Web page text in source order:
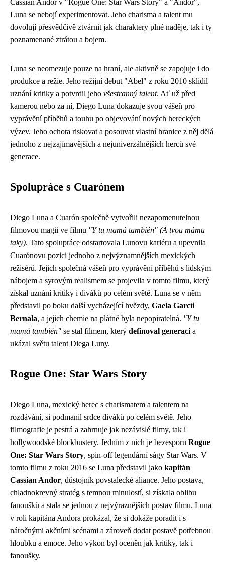
Cassian Andor v "Rogue One: Star Wars Story" a "Andor",
Luna se nebojí experimentovat. Jeho charisma a talent mu
dovolují přesvědčivě ztvárnit jak charaktery plné naděje, tak i ty
poznamenané ztrátou a bojem.
Luna se neomezuje pouze na hraní, ale aktivně se zapojuje i do
produkce a režie. Jeho režijní debut "Abel" z roku 2010 sklidil
uznání kritiky a potvrdil jeho všestranný talent. Ať už před
kamerou nebo za ní, Diego Luna dokazuje svou vášeň pro
vyprávění příběhů a touhu po objevování nových hereckých
výzev. Jeho ochota riskovat a posouvat vlastní hranice z něj dělá
jednoho z nejzajímavějších a nejuniverzálnějších herců své
generace.
Spolupráce s Cuarónem
Diego Luna a Cuarón společně vytvořili nezapomenutelnou
filmovou magii ve filmu "Y tu mamá también" (A tvou mámu
taky). Tato spolupráce odstartovala Lunovu kariéru a upevnila
Cuarónovu pozici jednoho z nejvýznamnějších mexických
režisérů. Jejich společná vášeň pro vyprávění příběhů s lidským
nábojem a syrovým realismem se projevila v tomto filmu, který
získal uznání kritiky i diváků po celém světě. Luna se v něm
představil po boku další vycházející hvězdy, Gaela Garcíi
Bernala, a jejich chemie na plátně byla nepopiratelná. "Y tu
mamá también" se stal filmem, který definoval generaci a
ukázal světu talent Diega Luny.
Rogue One: Star Wars Story
Diego Luna, mexický herec s charismatem a talentem na
rozdávání, si podmanil srdce diváků po celém světě. Jeho
filmografie je pestrá a zahrnuje jak nezávislé filmy, tak i
hollywoodské blockbustery. Jedním z nich je bezesporu Rogue
One: Star Wars Story, spin-off legendární ságy Star Wars. V
tomto filmu z roku 2016 se Luna představil jako kapitán
Cassian Andor, důstojník povstalecké aliance. Jeho postava,
chladnokrevný stratég s temnou minulostí, si získala oblibu
fanoušků a stala se jednou z nejvýraznějších postav filmu. Luna
v roli kapitána Andora prokázal, že si dokáže poradit i s
náročnými akčními scénami a zároveň dodat postavě potřebnou
hloubku a emoce. Jeho výkon byl oceněn jak kritiky, tak i
fanoušky.